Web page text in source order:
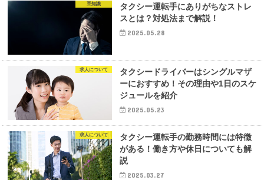
豆知識
タクシー運転手にありがちなストレ
スとは？対処法まで解説！
2025.05.28
求人について
タクシードライバーはシングルマザ
ーにおすすめ！その理由や1日のスケ
ジュールを紹介
2025.05.23
求人について
タクシー運転手の勤務時間には特徴
がある！働き方や休日についても解
説
2025.03.27